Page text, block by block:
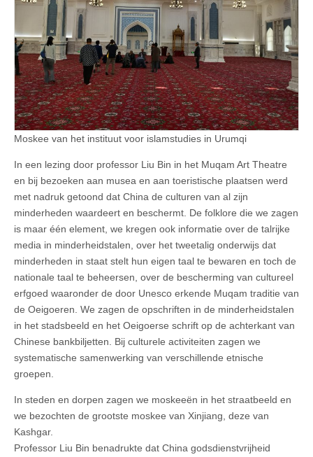
Moskee van het instituut voor islamstudies in Urumqi
In een lezing door professor Liu Bin in het Muqam Art Theatre
en bij bezoeken aan musea en aan toeristische plaatsen werd
met nadruk getoond dat China de culturen van al zijn
minderheden waardeert en beschermt. De folklore die we zagen
is maar één element, we kregen ook informatie over de talrijke
media in minderheidstalen, over het tweetalig onderwijs dat
minderheden in staat stelt hun eigen taal te bewaren en toch de
nationale taal te beheersen, over de bescherming van cultureel
erfgoed waaronder de door Unesco erkende Muqam traditie van
de Oeigoeren. We zagen de opschriften in de minderheidstalen
in het stadsbeeld en het Oeigoerse schrift op de achterkant van
Chinese bankbiljetten. Bij culturele activiteiten zagen we
systematische samenwerking van verschillende etnische
groepen.
In steden en dorpen zagen we moskeeën in het straatbeeld en
we bezochten de grootste moskee van Xinjiang, deze van
Kashgar.
Professor Liu Bin benadrukte dat China godsdienstvrijheid